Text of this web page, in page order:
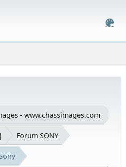
- www.chassimages.com
Forum SONY